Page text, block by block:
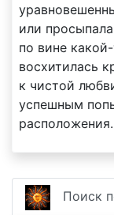
или
по вине
восхитилась
к чистой
успешным
расположения.
Поиск